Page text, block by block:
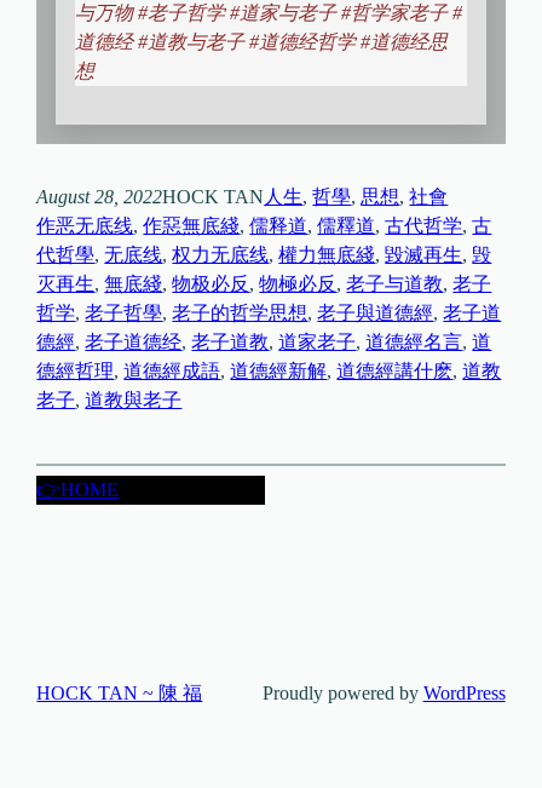
与万物 #老子哲学 #道家与老子 #哲学家老子 #
道德经 #道教与老子 #道德经哲学 #道德经思
想
August 28, 2022HOCK TAN 人生, 哲學, 思想, 社會
作恶无底线, 作惡無底綫, 儒释道, 儒釋道, 古代哲学, 古
代哲學, 无底线, 权力无底线, 權力無底綫, 毀滅再生, 毁
灭再生, 無底綫, 物极必反 , 物極必反 , 老子与道教, 老子
哲学, 老子哲學, 老子的哲学思想, 老子與道德經, 老子道
德經, 老子道德经, 老子道教, 道家老子, 道德經名言, 道
德經哲理, 道德經成語, 道德經新解, 道德經講什麽, 道教
老子, 道教與老子
👉HOME
HOCK TAN ~ 陳 福 Proudly powered by WordPress